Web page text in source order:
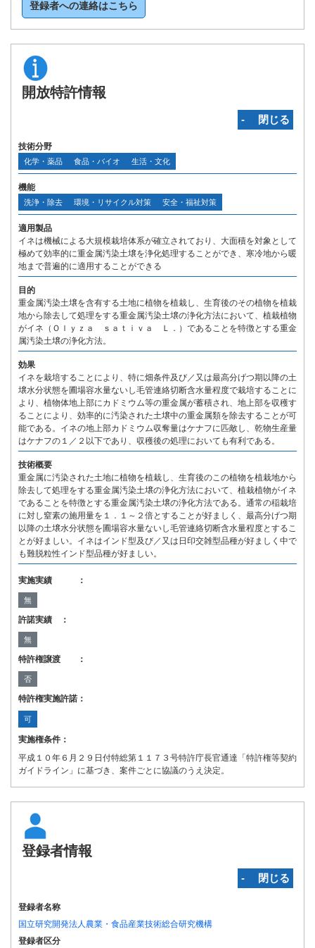
登録者への連絡はこちら
開放特許情報
‐ 閉じる
技術分野
化学・薬品 食品・バイオ 生活・文化
機能
洗浄・除去 環境・リサイクル対策 安全・福祉対策
適用製品
イネは機械による大規模栽培体系が確立されており、大面積を対象として
極めて効率的に重金属汚染土壌を浄化処理することができ、寒冷地から暖
地まで普遍的に適用することができる
目的
重金属汚染土壌を含有する土地に植物を植栽し、生育後のその植物を植栽
地から除去して処理をする重金属汚染土壌の浄化方法において、植栽植物
がイネ（Ｏｌｙｚａ ｓａｔｉｖａ Ｌ．）であることを特徴とする重金
属汚染土壌の浄化方法。
効果
イネを栽培することにより、特に畑条件及び／又は最高分げつ期以降の土
壌水分状態を圃場容水量ないし毛管連絡切断含水量程度で栽培することに
より、植物体地上部にカドミウム等の重金属が蓄積され、地上部を収穫す
ることにより、効率的に汚染された土壌中の重金属類を除去することが可
能である。イネの地上部カドミウム収奪量はケナフに匹敵し、乾物生産量
はケナフの１／２以下であり、収穫後の処理においても有利である。
技術概要
重金属に汚染された土地に植物を植栽し、生育後のこの植物を植栽地から
除去して処理をする重金属汚染土壌の浄化方法において、植栽植物がイネ
であることを特徴とする重金属汚染土壌の浄化方法である。通常の稲栽培
に対し窒素の施用量を１．１～２倍とすることが好ましく、最高分げつ期
以降の土壌水分状態を圃場容水量ないし毛管連絡切断含水量程度とするこ
とが好ましい。イネはインド型及び／又は日印交雑型品種が好ましく中で
も難脱粒性インド型品種が好ましい。
実施実績 ：
無
許諾実績 ：
無
特許権譲渡 ：
否
特許権実施許諾：
可
実施権条件：
平成１０年６月２９日付特総第１１７３号特許庁長官通達「特許権等契約
ガイドライン」に基づき、案件ごとに協議のうえ決定。
登録者情報
‐ 閉じる
登録者名称
国立研究開発法人農業・食品産業技術総合研究機構
登録者区分